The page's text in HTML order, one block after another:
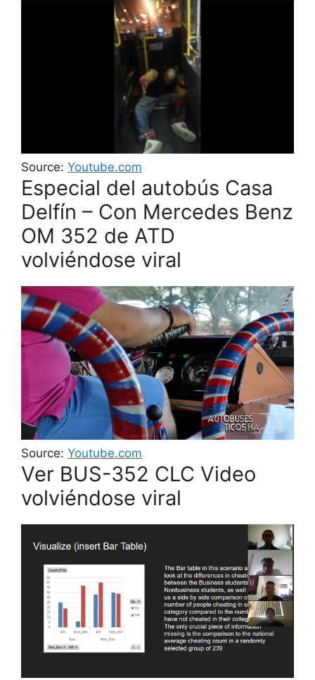
Source: Youtube.com
Especial del autobús Casa
Delfín – Con Mercedes Benz
OM 352 de ATD
volviéndose viral
Source: Youtube.com
Ver BUS-352 CLC Video
volviéndose viral